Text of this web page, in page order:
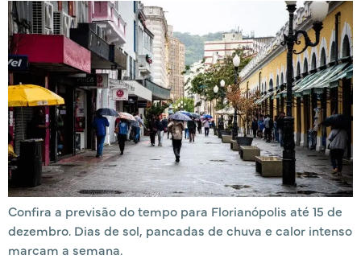
Confira a previsão do tempo para Florianópolis até 15 de
dezembro. Dias de sol, pancadas de chuva e calor intenso
marcam a semana.